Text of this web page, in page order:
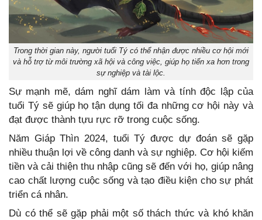
Trong thời gian này, người tuổi Tý có thể nhận được nhiều cơ hội mới
và hỗ trợ từ môi trường xã hội và công việc, giúp họ tiến xa hơn trong
sự nghiệp và tài lộc.
Sự mạnh mẽ, dám nghĩ dám làm và tính độc lập của
tuổi Tý sẽ giúp họ tận dụng tối đa những cơ hội này và
đạt được thành tựu rực rỡ trong cuộc sống.
Năm Giáp Thìn 2024, tuổi Tý được dự đoán sẽ gặp
nhiều thuận lợi về công danh và sự nghiệp. Cơ hội kiếm
tiền và cải thiện thu nhập cũng sẽ đến với họ, giúp nâng
cao chất lượng cuộc sống và tạo điều kiện cho sự phát
triển cá nhân.
Dù có thể sẽ gặp phải một số thách thức và khó khăn